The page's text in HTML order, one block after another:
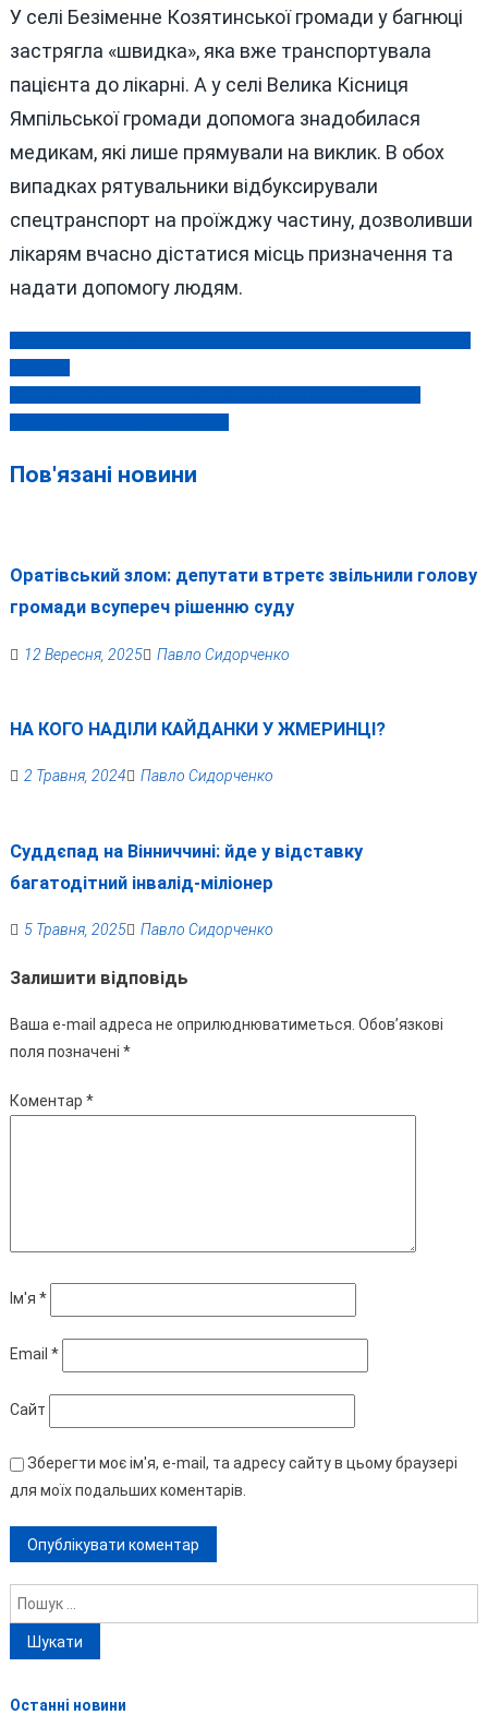
У селі Безіменне Козятинської громади у багнюці
застрягла «швидка», яка вже транспортувала
пацієнта до лікарні. А у селі Велика Кісниця
Ямпільської громади допомога знадобилася
медикам, які лише прямували на виклик. В обох
випадках рятувальники відбуксирували
спецтранспорт на проїжджу частину, дозволивши
лікарям вчасно дістатися місць призначення та
надати допомогу людям.
Навігація
записів
Пов'язані новини
Оратівський злом: депутати втретє звільнили голову
громади всупереч рішенню суду
12 Вересня, 2025 Павло Сидорченко
НА КОГО НАДІЛИ КАЙДАНКИ У ЖМЕРИНЦІ?
2 Травня, 2024 Павло Сидорченко
Суддєпад на Вінниччині: йде у відставку
багатодітний інвалід-міліонер
5 Травня, 2025 Павло Сидорченко
Залишити відповідь
Ваша e-mail адреса не оприлюднюватиметься. Обов’язкові
поля позначені *
Коментар *
Ім'я *
Email *
Сайт
Зберегти моє ім'я, e-mail, та адресу сайту в цьому браузері
для моїх подальших коментарів.
Пошук:
Останні новини